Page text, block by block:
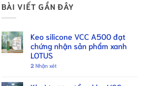
BÀI VIẾT GẦN ĐÂY
Keo silicone VCC A500 đạt
chứng nhận sản phẩm xanh
LOTUS
2 Nhận xét